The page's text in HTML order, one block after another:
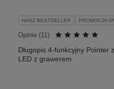
NASZ BESTSELLER PROMOCJA
Opinie (11)
Długopis 4-funkcyjny Pointer
LED z grawerem